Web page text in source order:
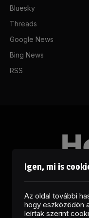
Bluesky
Threads
Google News
Bing News
RSS
Igen, mi is
Az oldal további
hogy eszközödön a
leírtak szerint